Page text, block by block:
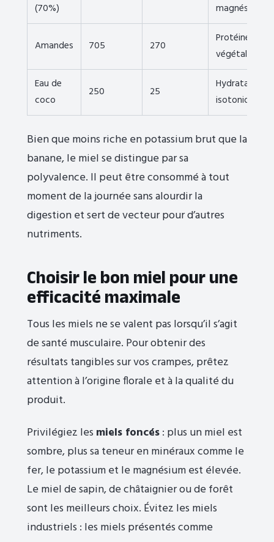
(70%)
magnésium
Amandes 705 270
Protéines
végétales
Eau de
coco
250 25
Hydratation
isotonique
Bien que moins riche en potassium brut que la
banane, le miel se distingue par sa
polyvalence. Il peut être consommé à tout
moment de la journée sans alourdir la
digestion et sert de vecteur pour d’autres
nutriments.
Choisir le bon miel pour une
efficacité maximale
Tous les miels ne se valent pas lorsqu’il s’agit
de santé musculaire. Pour obtenir des
résultats tangibles sur vos crampes, prêtez
attention à l’origine florale et à la qualité du
produit.
Privilégiez les miels foncés: plus un miel est
sombre, plus sa teneur en minéraux comme le
fer, le potassium et le magnésium est élevée.
Le miel de sapin, de châtaignier ou de forêt
sont les meilleurs choix. Évitez les miels
industriels : les miels présentés comme